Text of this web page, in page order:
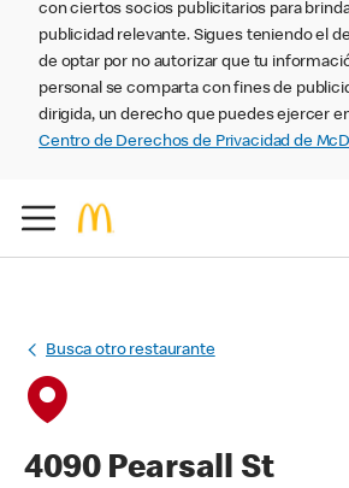
con ciertos socios publicitarios para
publicidad relevante. Sigues teniendo el
de optar por no autorizar que tu
personal se comparta con fines de
dirigida, un derecho que puedes ejercer
Centro de Derechos de Privacidad de
Busca otro restaurante
4090 Pearsall St